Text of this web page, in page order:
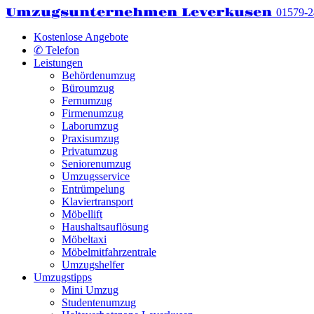
Umzugsunternehmen Leverkusen 01579-
Kostenlose Angebote
✆ Telefon
Leistungen
Behördenumzug
Büroumzug
Fernumzug
Firmenumzug
Laborumzug
Praxisumzug
Privatumzug
Seniorenumzug
Umzugsservice
Entrümpelung
Klaviertransport
Möbellift
Haushaltsauflösung
Möbeltaxi
Möbelmitfahrzentrale
Umzugshelfer
Umzugstipps
Mini Umzug
Studentenumzug